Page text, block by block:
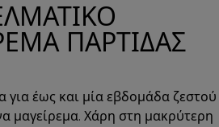
ΠΑΡΤΙΔΑΣ
για έως και μία εβδομάδα ζεστού
μαγείρεμα. Χάρη στη μακρύτερη